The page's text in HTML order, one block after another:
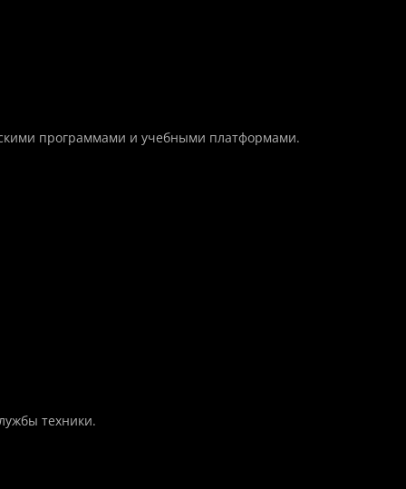
программами и учебными платформами.
техники.